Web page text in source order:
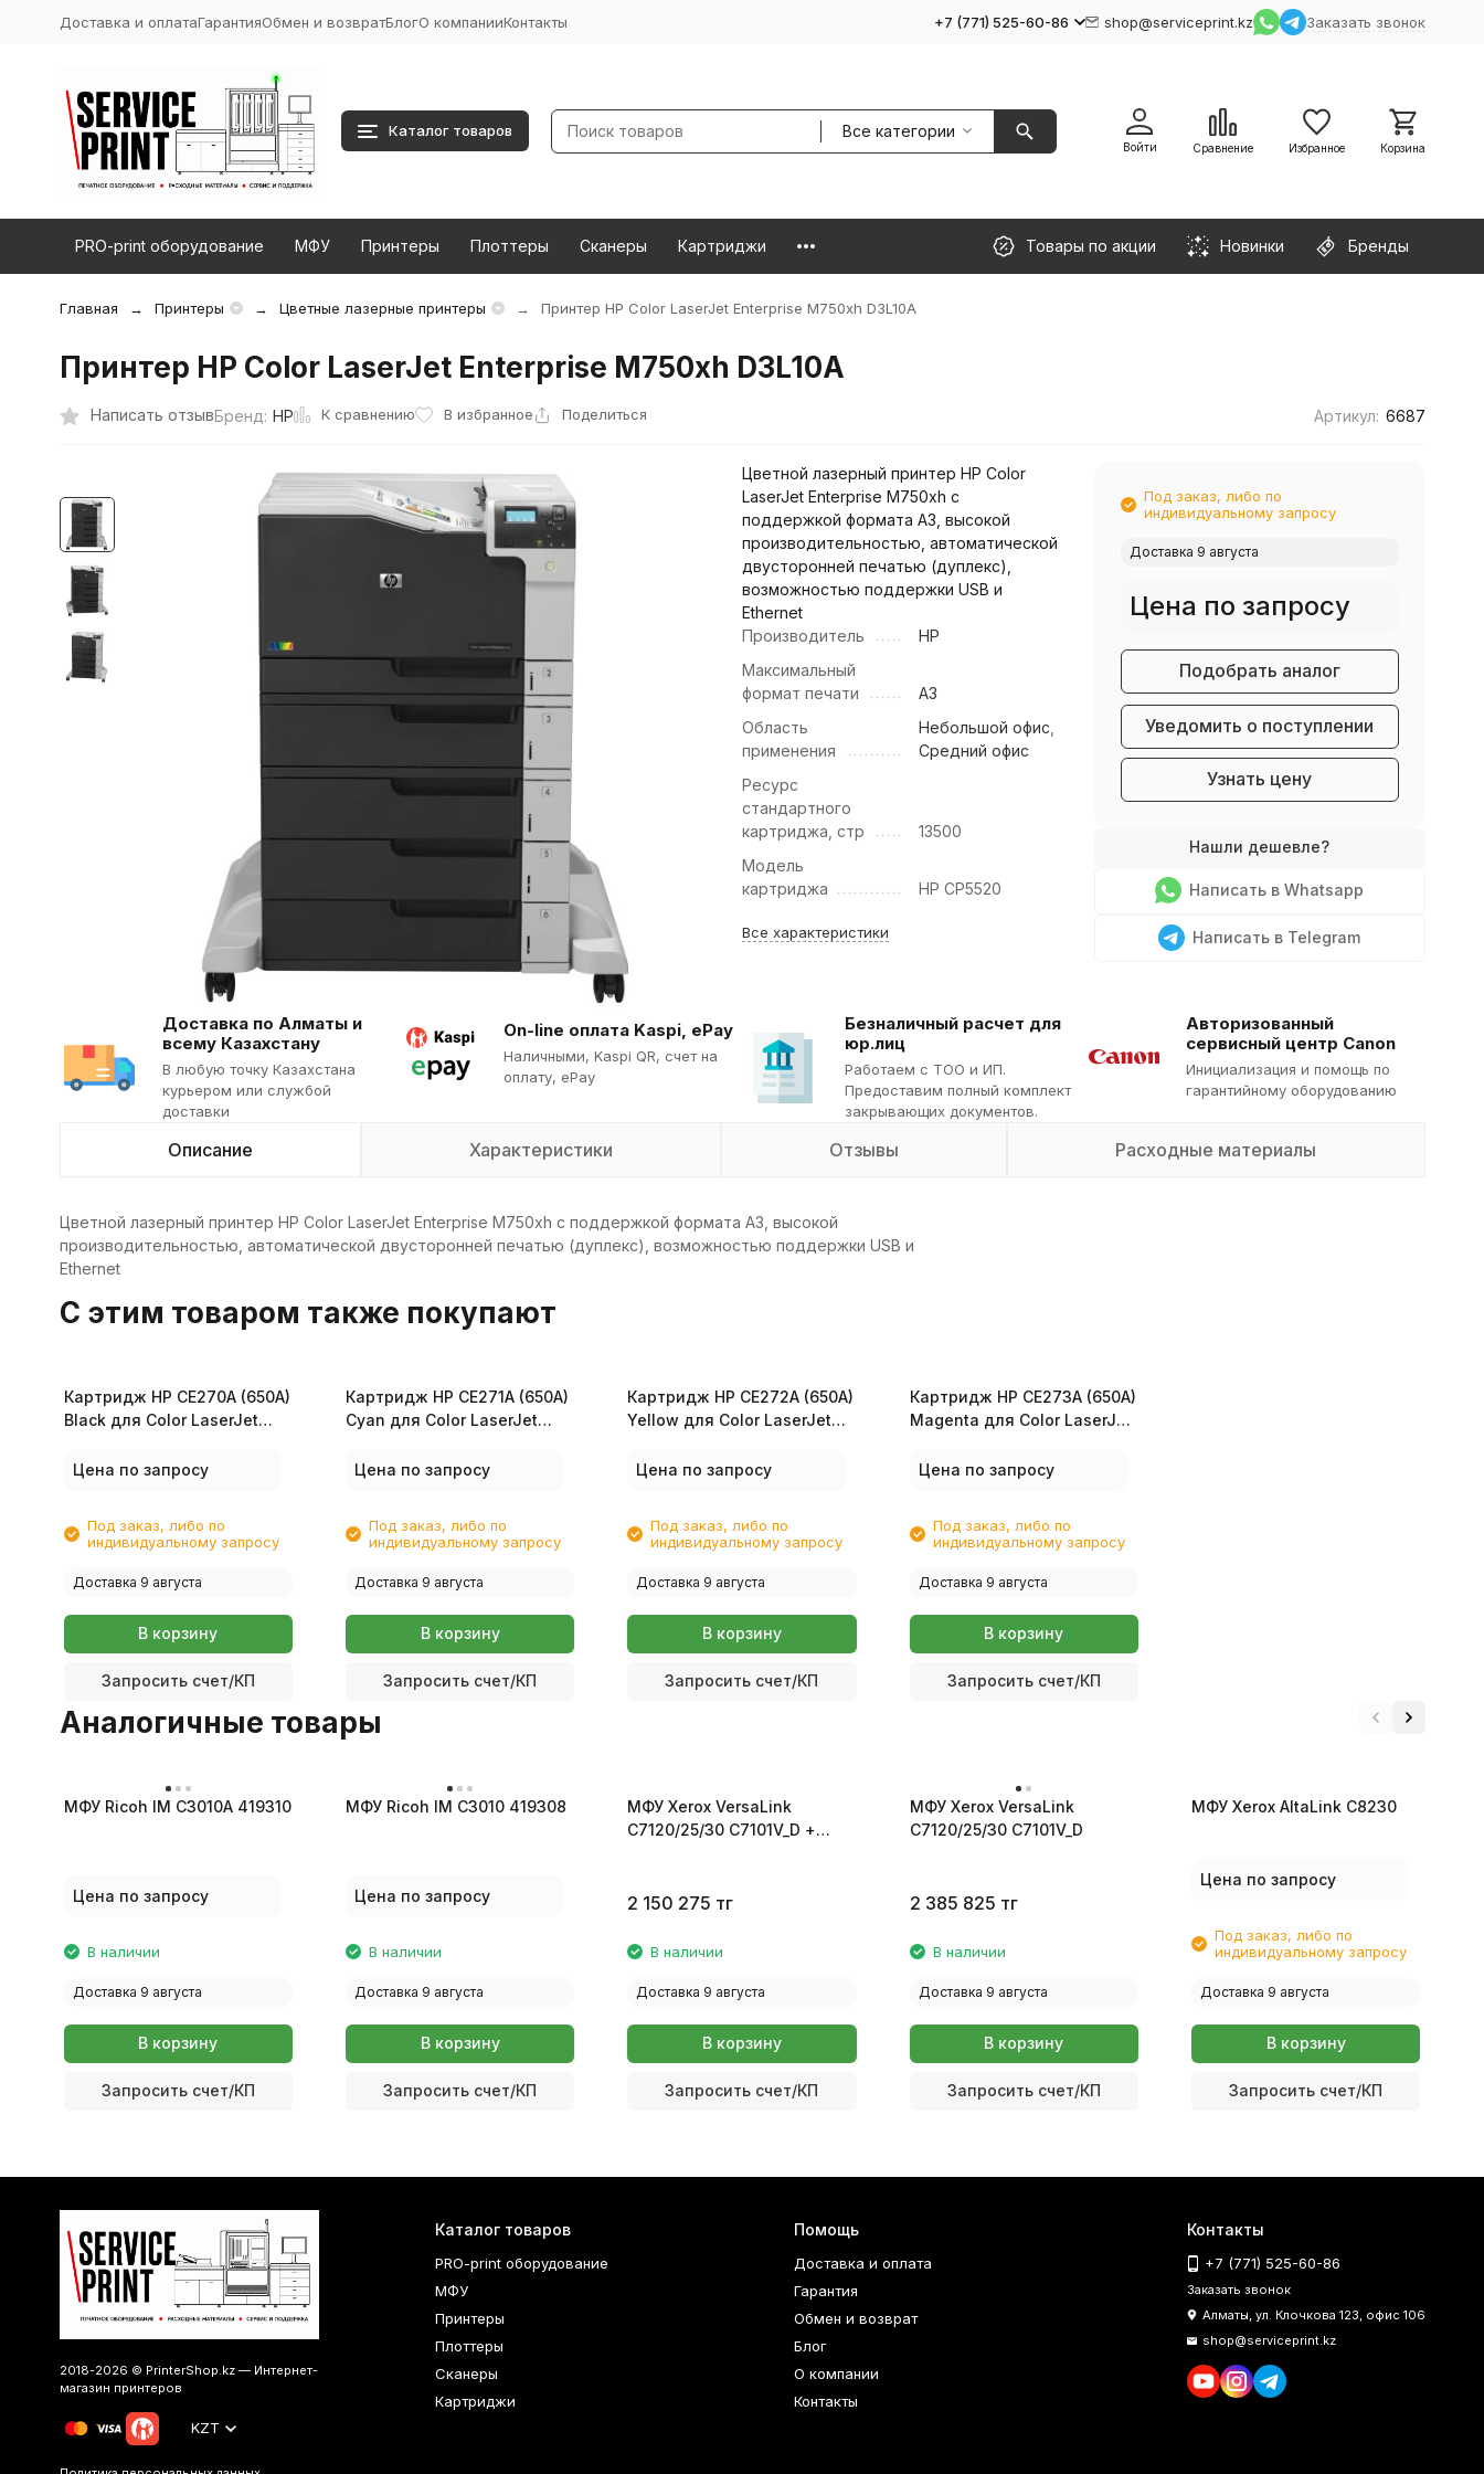
Доставка и оплатаГарантияОбмен и возвратБлогО компанииКонтакты +7 (771) 525-60-86 shop@serviceprint.kz Заказать звонок
Каталог товаров Все категории
Войти Сравнение Избранное Корзина
PRO-print оборудование МФУ Принтеры Плоттеры Сканеры Картриджи Товары по акции Новинки Бренды
Главная Принтеры Цветные лазерные принтеры Принтер HP Color LaserJet Enterprise M750xh D3L10A
Принтер HP Color LaserJet Enterprise M750xh D3L10A
Написать отзывБренд: HP К сравнению В избранное Поделиться Артикул: 6687
Цветной лазерный принтер HP Color
LaserJet Enterprise M750xh с
поддержкой формата А3, высокой
производительностью, автоматической
двусторонней печатью (дуплекс),
возможностью поддержки USB и
Ethernet
Производитель
HP
Максимальный
формат печати
А3
Область
применения
Небольшой офис
Средний офис
Ресурс
стандартного
картриджа, cтр
13500
Модель
картриджа
HP CP5520
Все характеристики
Под заказ, либо по
индивидуальному запросу
Доставка 9 августа
Цена по запросу
Подобрать аналог
Уведомить о поступлении
Узнать цену
Написать в Whatsapp
Написать в Telegram
Доставка по Алматы и
всему Казахстану
В любую точку Казахстана
курьером или службой
доставки
On-line оплата Kaspi, ePay
Наличными, Kaspi QR, cчет на
оплату, ePay
Безналичный расчет для
юр.лиц
Работаем с ТОО и ИП.
Предоставим полный комплект
закрывающих документов.
Авторизованный
сервисный центр Canon
Инициализация и помощь по
гарантийному оборудованию
Описание Характеристики Отзывы Расходные материалы
Цветной лазерный принтер HP Color LaserJet Enterprise M750xh с поддержкой формата А3, высокой
производительностью, автоматической двусторонней печатью (дуплекс), возможностью поддержки USB и
Ethernet
C этим товаром также покупают
Картридж HP CE270A (650A)
Black для Color LaserJet
Цена по запросу
Под заказ, либо по
индивидуальному запросу
Доставка 9 августа
В корзину
Запросить счет/КП
Картридж HP CE271A (650A)
Cyan для Color LaserJet
Цена по запросу
Под заказ, либо по
индивидуальному запросу
Доставка 9 августа
В корзину
Запросить счет/КП
Картридж HP CE272A (650A)
Yellow для Color LaserJet
Цена по запросу
Под заказ, либо по
индивидуальному запросу
Доставка 9 августа
В корзину
Запросить счет/КП
Картридж HP CE273A (650A)
Magenta для Color LaserJet
Цена по запросу
Под заказ, либо по
индивидуальному запросу
Доставка 9 августа
В корзину
Запросить счет/КП
Аналогичные товары
МФУ Ricoh IM C3010A 419310
Цена по запросу
В наличии
Доставка 9 августа
В корзину
Запросить счет/КП
МФУ Ricoh IM C3010 419308
Цена по запросу
В наличии
Доставка 9 августа
В корзину
Запросить счет/КП
МФУ Xerox VersaLink
C7120/25/30 C7101V_D +
2 150 275 тг
В наличии
Доставка 9 августа
В корзину
Запросить счет/КП
МФУ Xerox VersaLink
C7120/25/30 C7101V_D
2 385 825 тг
В наличии
Доставка 9 августа
В корзину
Запросить счет/КП
МФУ Xerox AltaLink C8230
Цена по запросу
Под заказ, либо по
индивидуальному запросу
Доставка 9 августа
В корзину
Запросить счет/КП
2018-2026 © PrinterShop.kz — Интернет-
магазин принтеров
KZT
Каталог товаров
PRO-print оборудование
МФУ
Принтеры
Плоттеры
Сканеры
Картриджи
Помощь
Доставка и оплата
Гарантия
Обмен и возврат
Блог
О компании
Контакты
Контакты
+7 (771) 525-60-86
Заказать звонок
Алматы, ул. Клочкова 123, офис 106
shop@serviceprint.kz